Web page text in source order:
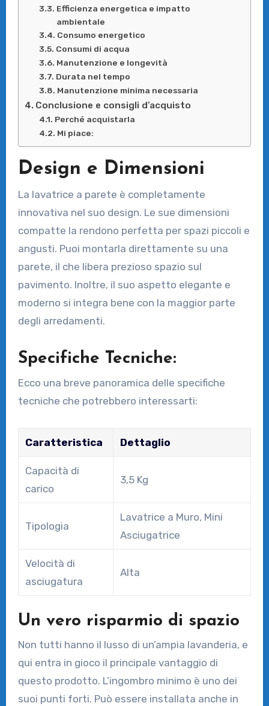
Efficienza energetica e impatto
ambientale
Consumo energetico
Consumi di acqua
Manutenzione e longevità
Durata nel tempo
Manutenzione minima necessaria
Conclusione e consigli d’acquisto
Perché acquistarla
Mi piace:
Design e Dimensioni
La lavatrice a parete è completamente
innovativa nel suo design. Le sue dimensioni
compatte la rendono perfetta per spazi piccoli e
angusti. Puoi montarla direttamente su una
parete, il che libera prezioso spazio sul
pavimento. Inoltre, il suo aspetto elegante e
moderno si integra bene con la maggior parte
degli arredamenti.
Specifiche Tecniche:
Ecco una breve panoramica delle specifiche
tecniche che potrebbero interessarti:
Caratteristica Dettaglio
Capacità di
carico
3,5 Kg
Tipologia
Lavatrice a Muro, Mini
Asciugatrice
Velocità di
asciugatura
Alta
Un vero risparmio di spazio
Non tutti hanno il lusso di un’ampia lavanderia, e
qui entra in gioco il principale vantaggio di
questo prodotto. L’ingombro minimo è uno dei
suoi punti forti. Può essere installata anche in